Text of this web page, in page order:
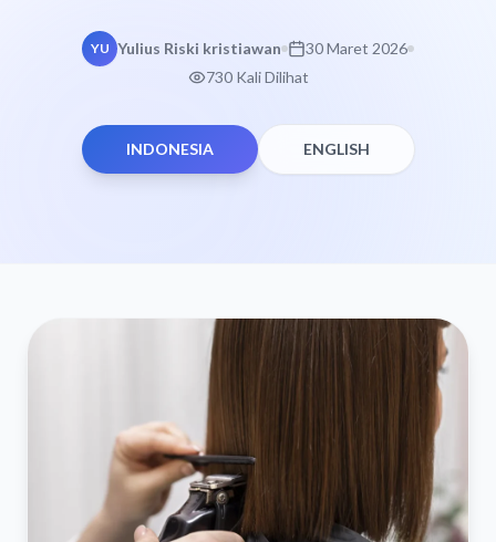
YU Yulius Riski kristiawan
30 Maret 2026
730 Kali Dilihat
INDONESIA ENGLISH